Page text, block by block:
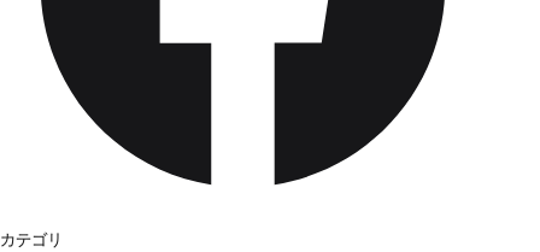
カテゴリ